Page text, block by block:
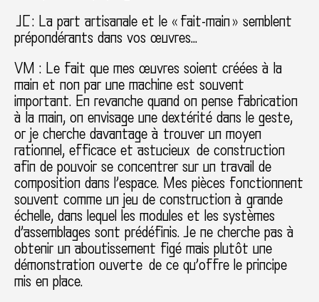
JC : La part artisanale et le « fait-main » semblent
prépondérants dans vos œuvres…
VM : Le fait que mes œuvres soient créées à la
main et non par une machine est souvent
important. En revanche quand on pense fabrication
à la main, on envisage une dextérité dans le geste,
or je cherche davantage à trouver un moyen
rationnel, efficace et astucieux de construction
afin de pouvoir se concentrer sur un travail de
composition dans l’espace. Mes pièces fonctionnent
souvent comme un jeu de construction à grande
échelle, dans lequel les modules et les systèmes
d’assemblages sont prédéfinis. Je ne cherche pas à
obtenir un aboutissement figé mais plutôt une
démonstration ouverte de ce qu’offre le principe
mis en place.